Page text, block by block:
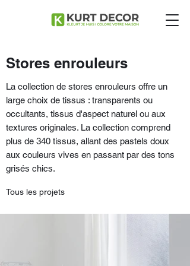
Stores enrouleurs
La collection de stores enrouleurs offre un
large choix de tissus : transparents ou
occultants, tissus d'aspect naturel ou aux
textures originales. La collection comprend
plus de 340 tissus, allant des pastels doux
aux couleurs vives en passant par des tons
grisés chics.
Tous les projets